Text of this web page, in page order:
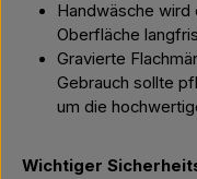
Handwäsche wird
Oberfläche
Gravierte
Gebrauch sollte
um die
Wichtiger